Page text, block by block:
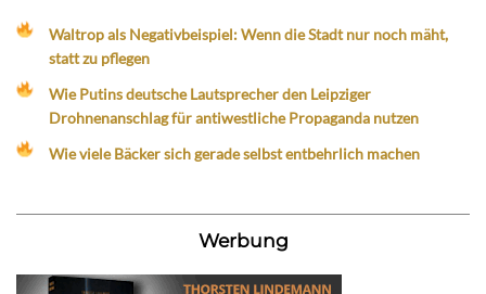
Waltrop als Negativbeispiel: Wenn die Stadt nur noch mäht,
statt zu pflegen
Wie Putins deutsche Lautsprecher den Leipziger
Drohnenanschlag für antiwestliche Propaganda nutzen
Wie viele Bäcker sich gerade selbst entbehrlich machen
Werbung